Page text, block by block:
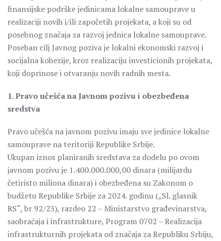
finansijske podrške jedinicama lokalne samouprave u
realizaciji novih i/ili započetih projekata, a koji su od
posebnog značaja za razvoj jednica lokalne samouprave.
Poseban cilj Javnog poziva je lokalni ekonomski razvoj i
socijalna kohezije, kroz realizaciju investicionih projekata,
koji doprinose i otvaranju novih radnih mesta.
1. Pravo učešća na Javnom pozivu i obezbeđena
sredstva
Pravo učešća na javnom pozivu imaju sve jedinice lokalne
samouprave na teritoriji Republike Srbije.
Ukupan iznos planiranih sredstava za dodelu po ovom
javnom pozivu je 1.400.000.000,00 dinara (milijardu
četiristo miliona dinara) i obezbeđena su Zakonom o
budžetu Republike Srbije za 2024. godinu („Sl. glasnik
RS“, br 92/23), razdeo 22 – Ministarstvo građevinarstva,
saobraćaja i infrastrukture, Program 0702 – Realizacija
infrastrukturnih projekata od značaja za Republiku Srbiju,